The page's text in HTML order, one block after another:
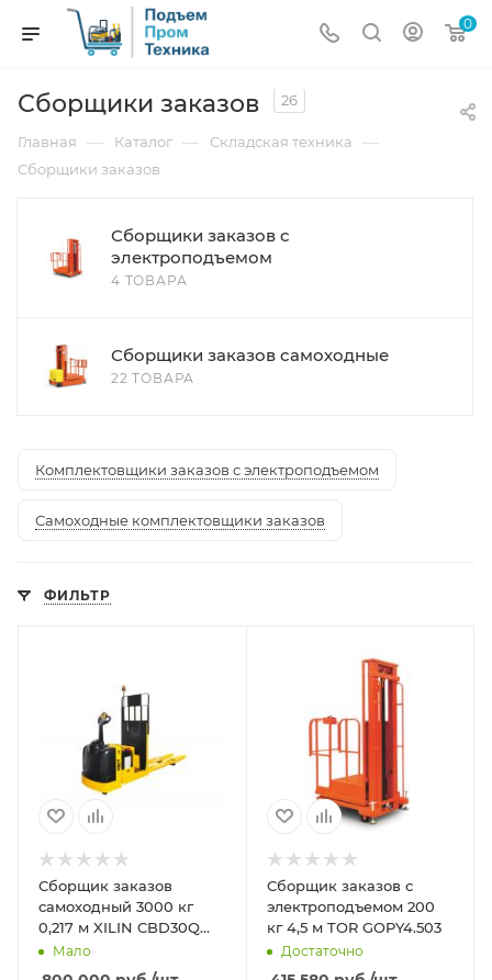
0
Сборщики заказов 26
Главная — Каталог — Складская техника —
Сборщики заказов
Сборщики заказов с
электроподъемом
4 ТОВАРА
Сборщики заказов самоходные
22 ТОВАРА
Комплектовщики заказов с электроподъемом
Самоходные комплектовщики заказов
ФИЛЬТР
Сборщик заказов
самоходный 3000 кг
0,217 м XILIN CBD30Q
(длина вил 2440 мм)
Мало
Сборщик заказов с
электроподъемом 200
кг 4,5 м TOR GOPY4.503
Достаточно